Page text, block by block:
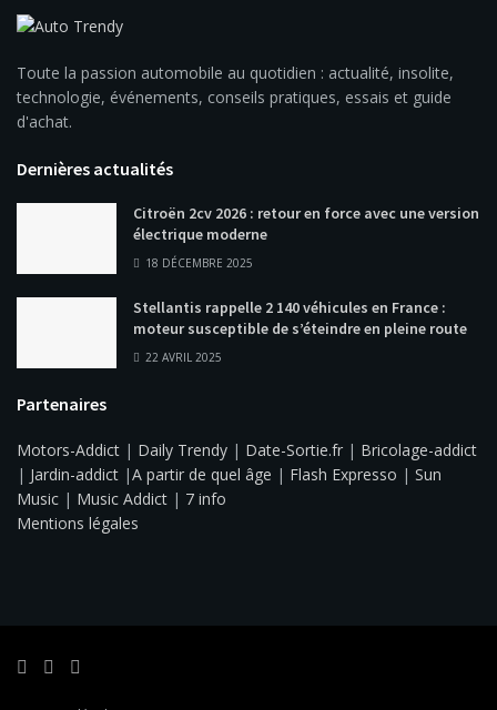
Toute la passion automobile au quotidien : actualité, insolite,
technologie, événements, conseils pratiques, essais et guide
d'achat.
Dernières actualités
Citroën 2cv 2026 : retour en force avec une version
électrique moderne
18 DÉCEMBRE 2025
Stellantis rappelle 2 140 véhicules en France :
moteur susceptible de s’éteindre en pleine route
22 AVRIL 2025
Partenaires
Motors-Addict | Daily Trendy | Date-Sortie.fr | Bricolage-addict
| Jardin-addict |A partir de quel âge | Flash Expresso | Sun
Music | Music Addict | 7 info
Mentions légales